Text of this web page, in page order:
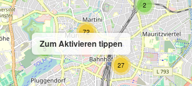
Zum Aktivieren tippen
2
27
5
72